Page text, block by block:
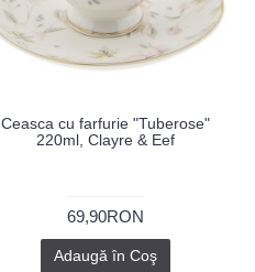
Ceasca cu farfurie "Tuberose"
220ml, Clayre & Eef
69,90RON
Adaugă în Coş